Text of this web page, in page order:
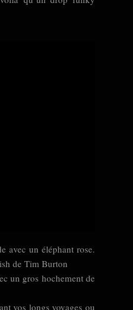
avec un éléphant rose.
de Tim Burton
un gros hochement de
vos longs voyages ou